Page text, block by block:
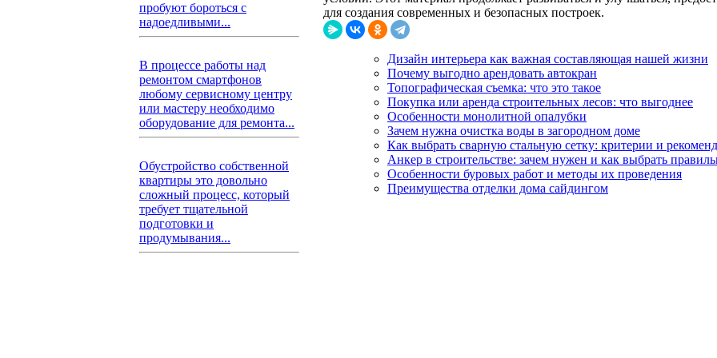
пробуют бороться с
надоедливыми...
В процессе работы над
ремонтом смартфонов
любому сервисному центру
или мастеру необходимо
оборудование для ремонта...
Обустройство собственной
квартиры это довольно
сложный процесс, который
требует тщательной
подготовки и
продумывания...
для создания современных и безопасных построек.
Дизайн интерьера как важная составляющая нашей жизни
Почему выгодно арендовать автокран
Топографическая съемка: что это такое
Покупка или аренда строительных лесов: что выгоднее
Особенности монолитной опалубки
Зачем нужна очистка воды в загородном доме
Как выбрать сварную стальную сетку: критерии и
Анкер в строительстве: зачем нужен и как выбрать
Особенности буровых работ и методы их проведения
Преимущества отделки дома сайдингом